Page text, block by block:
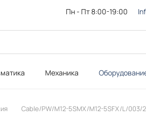
Пн - Пт 8:00-19:00
Механика
Cable/PW/M12-5SMX/M12-5SFX/L/003/